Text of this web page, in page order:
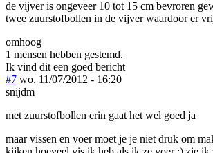
de vijver is ongeveer 10 tot 15 cm bevroren
twee zuurstofbollen in de vijver waardoor er
omhoog
1 mensen hebben gestemd.
Ik vind dit een goed bericht
#7 wo, 11/07/2012 - 16:20
snijdm
met zuurstofbollen erin gaat het wel goed ja
maar vissen en voer moet je je niet druk om